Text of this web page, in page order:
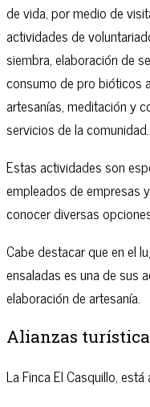
de vida, por medio de
actividades de
siembra, elaboración de
consumo de pro bióticos
artesanías, meditación y
servicios de la comunidad.
Estas actividades son
empleados de empresas
conocer diversas
Cabe destacar que en el
ensaladas es una de sus
elaboración de artesanía.
Alianzas
La Finca El Casquillo,